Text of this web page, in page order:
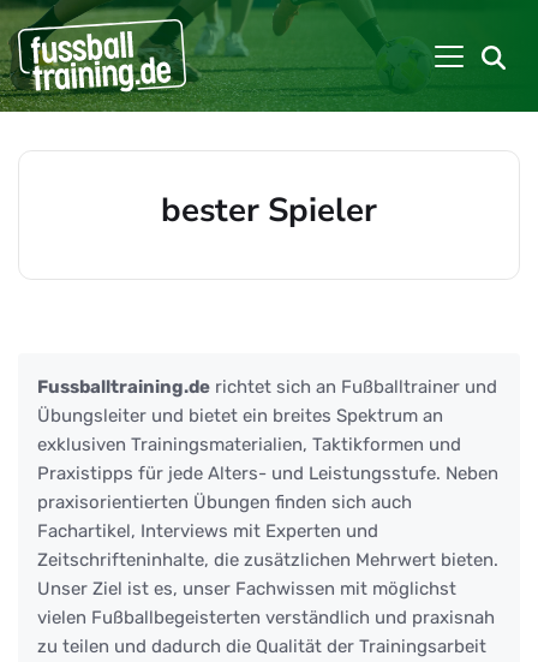
bester Spieler
Fussballtraining.de richtet sich an Fußballtrainer und
Übungsleiter und bietet ein breites Spektrum an
exklusiven Trainingsmaterialien, Taktikformen und
Praxistipps für jede Alters- und Leistungsstufe. Neben
praxisorientierten Übungen finden sich auch
Fachartikel, Interviews mit Experten und
Zeitschrifteninhalte, die zusätzlichen Mehrwert bieten.
Unser Ziel ist es, unser Fachwissen mit möglichst
vielen Fußballbegeisterten verständlich und praxisnah
zu teilen und dadurch die Qualität der Trainingsarbeit